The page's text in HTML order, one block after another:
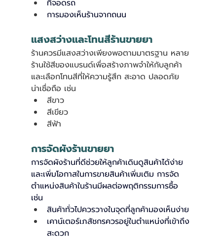
ที่จอดรถ
การมองเห็นร้านจากถนน
แสงสว่างและโทนสีร้านขายยา
ร้านควรมีแสงสว่างเพียงพอตามมาตรฐาน หลาย
ร้านใช้สีของแบรนด์เพื่อสร้างภาพจำให้กับลูกค้า
และเลือกโทนสีที่ให้ความรู้สึก สะอาด ปลอดภัย
น่าเชื่อถือ เช่น
สีขาว
สีเขียว
สีฟ้า
การจัดผังร้านขายยา
การจัดผังร้านที่ดีช่วยให้ลูกค้าเดินดูสินค้าได้ง่าย
และเพิ่มโอกาสในการขายสินค้าเพิ่มเติม การจัด
ตำแหน่งสินค้าในร้านมีผลต่อพฤติกรรมการซื้อ
เช่น
สินค้าทั่วไปควรวางในจุดที่ลูกค้ามองเห็นง่าย
เคาน์เตอร์เภสัชกรควรอยู่ในตำแหน่งที่เข้าถึง
สะดวก